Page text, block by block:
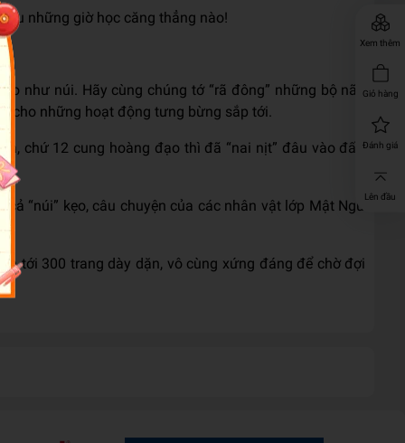
Xem thêm
Giỏ hàng
Đánh giá
Lên đầu
những giờ học căng thẳng nào!
như núi. Hãy cùng chúng tớ “rã đông” những bộ não
cho những hoạt động tưng bừng sắp tới.
chứ 12 cung hoàng đạo thì đã “nai nịt” đâu vào đấy,
“núi” kẹo, câu chuyện của các nhân vật lớp Mật Ngữ
tới 300 trang dày dặn, vô cùng xứng đáng để chờ đợi